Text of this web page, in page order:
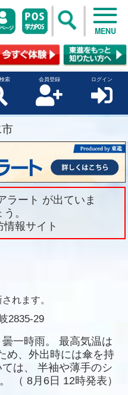
MENU
索 会員登録 ログイン
ラート が出ていま
。
報サイト
れます。
2835-29
曇一時雨。
最高気温は
め、外出時には傘を持
は、
半袖や薄手のシ
（ 8月6日 12時発表）